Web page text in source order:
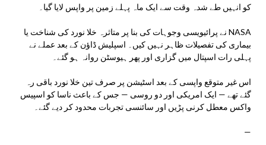
کو انہیں طے شدہ وقت سے ایک ماہ پہلے زمین پر واپس لایا گیا۔
NASA نے پرائیویسی وجوہات کی بنا پر متاثرہ خلا نورد کی شناخت یا
بیماری کی تفصیلات ظاہر نہیں کیں۔ اسپلیش ڈاؤن کے بعد عملے نے
پہلی رات اسپتال میں گزاری اور پھر ہیوسٹن روانہ ہو گئے۔
اس غیر متوقع واپسی کے بعد اسٹیشن پر صرف تین خلا نورد باقی رہ
گئے تھے — ایک امریکی اور دو روسی — جس کے باعث ناسا کو اسپیس
واکس معطل کرنی پڑیں اور سائنسی تجربات محدود کر دیے گئے۔
—